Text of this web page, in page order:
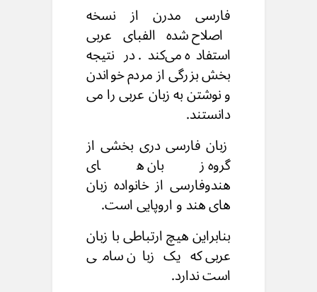
فارسی مدرن از نسخه
اصلاح شدهالفبای عربی
استفاده می‌کند.در نتیجه
بخش بزرگی از مردم خواندن
و نوشتنبه زبان عربی را می
دانستند.
زبان فارسی دری بخشی از
گروه زبان های
هندوفارسی از خانواده زبان
های هند و اروپایی است.
بنابراین هیچ ارتباطی با زبان
عربی که یک زبان سامی
است ندارد.